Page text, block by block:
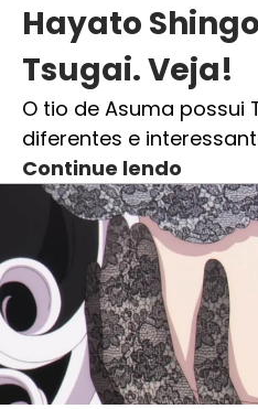
Hayato
Tsugai. Veja!
O tio de Asuma possui
diferentes e
Continue lendo